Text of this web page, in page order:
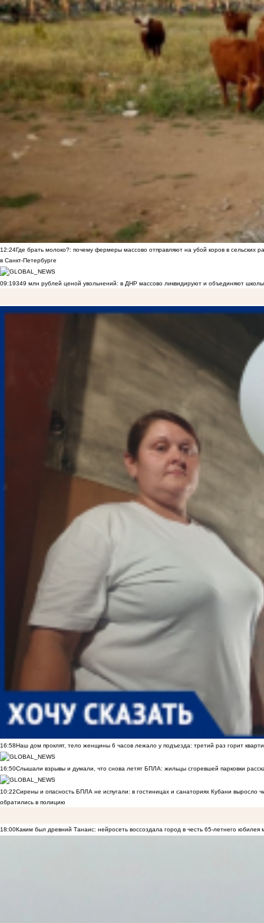
12:24Где брать молоко?: почему фермеры массово отправляют на убой коров в сельских
в Санкт-Петербурге
09:19349 млн рублей ценой увольнений: в ДНР массово ликвидируют и объединяют
16:58Наш дом проклят, тело женщины 6 часов лежало у подъезда: третий раз горит
16:50Слышали взрывы и думали, что снова летят БПЛА: жильцы сгоревшей парковки
10:22Сирены и опасность БПЛА не испугали: в гостиницах и санаториях Кубани выросло
обратились в полицию
18:00Каким был древний Танаис: нейросеть воссоздала город в честь 65-летнего юбилея